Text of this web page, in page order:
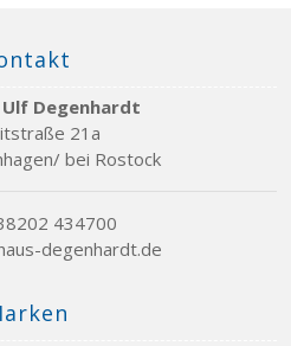
Degenhardt
21a
bei Rostock
434700
degenhardt.de